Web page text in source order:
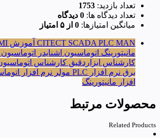
تعداد بازدید: 1753
تعداد دیدگاه ها: 0 دیدگاه
میانگین امتیازها: 0 از ۵ امتیاز
CITECT SCADA PLC MAN آموزش HMI
مانیتورینگ اتوماسیون اشنایدر
کارشناس ابزاردقیق کارشناس
برق نرم افزار PLC مولر نرم افزار
افزار مانیتورینگ
محصولات مرتبط
Related Products